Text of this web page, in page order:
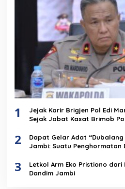
1
Jejak Karir Brigjen Pol Edi
Sejak Jabat Kasat Brimob
2
Dapat Gelar Adat
Jambi: Suatu Penghormatan
3
Letkol Arm Eko Pristiono
Dandim Jambi